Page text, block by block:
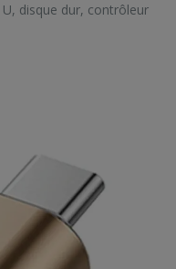
disque dur, contrôleur
Câble de données de charge rapide rotatif à interface magnétique CC57 Type-C / USB-C